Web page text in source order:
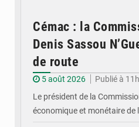
Cémac : la
Denis Sassou
de route
5 août 2026
Publié à
Le président de la
économique et monétaire de